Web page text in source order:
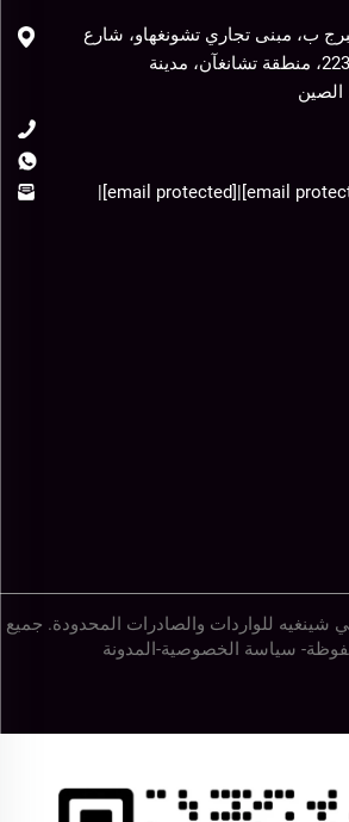
ب، مبنى تجاري تشونغهاو، شارع
جيانشيه الشمالي رقم 223، منطقة تشانغآن، مدينة
|
[email protected]
|
للواردات والصادرات المحدودة. جميع
سياسة الخصوصية-المدونة